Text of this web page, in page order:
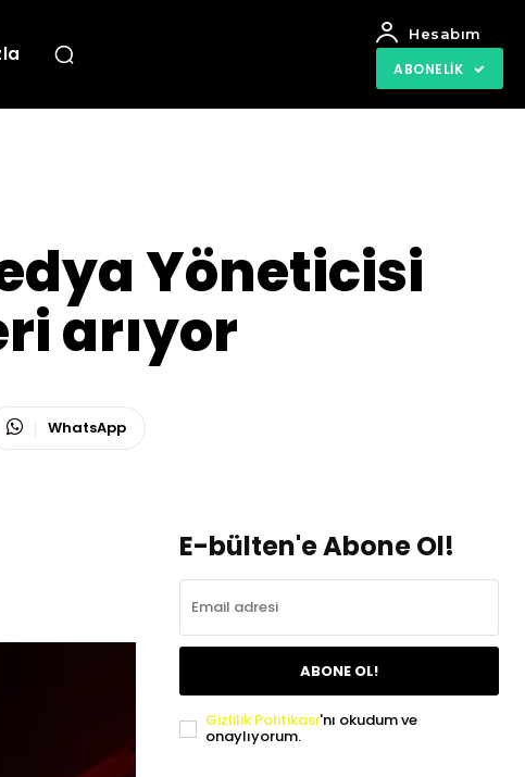
Hesabım
ABONELIK
Yöneticisi
arıyor
WhatsApp
E-bülten'e Abone Ol!
ABONE OL!
Gizlilik Politikası'nı okudum ve
onaylıyorum.